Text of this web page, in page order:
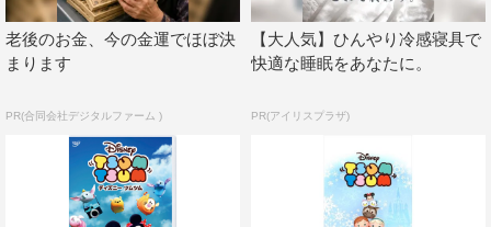
してしまうと意外性のないものになってしまいます。だか
ら、ド派手なアクションや驚きの展開を必ず盛り込むよう
が暴走し、とんでもない目に遭う」ということです。その
果てに「今回は最後にズッコケるのかな？それとも結果オ
ーライかな？」というオチを予想しながら見てもらえるス
トーリー展開を心がけてます。
老後のお金、今の金運でほぼ決
まります
PR(合同会社デジタルファーム )
【大人気】ひんやり冷感寝具で
快適な睡眠をあなたに。
PR(アイリスプラザ)